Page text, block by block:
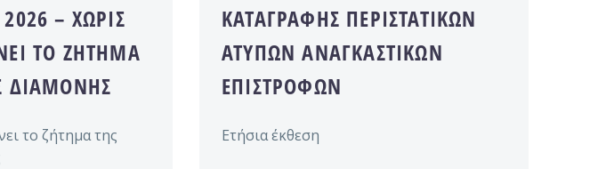
– ΧΩΡΊΣ
ΤΟ ΖΉΤΗΜΑ
ΔΙΑΜΟΝΉΣ
το ζήτημα της
ΚΑΤΑΓΡΑΦΉΣ ΠΕΡΙΣΤΑΤΙΚΏΝ
ΆΤΥΠΩΝ ΑΝΑΓΚΑΣΤΙΚΏΝ
ΕΠΙΣΤΡΟΦΏΝ
Ετήσια έκθεση